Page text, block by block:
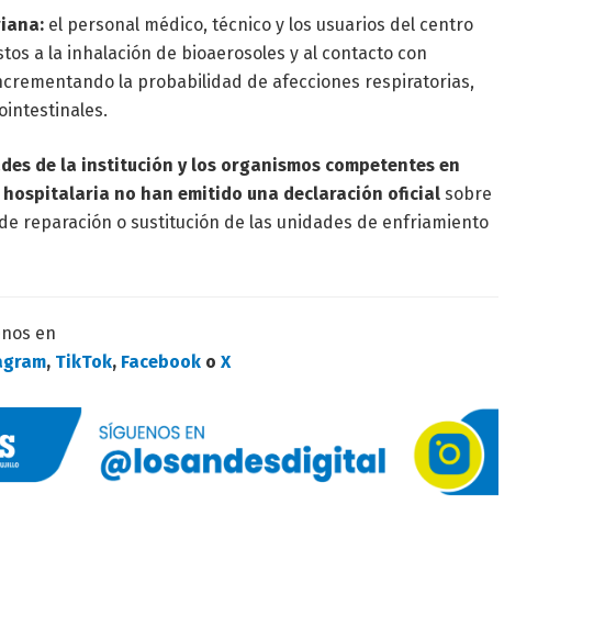
el personal médico, técnico y los usuarios del centro
a la inhalación de bioaerosoles y al contacto con
la probabilidad de afecciones respiratorias,
de la institución y los organismos competentes en
no han emitido una declaración oficial sobre
reparación o sustitución de las unidades de enfriamiento
en
, TikTok, Facebook o X